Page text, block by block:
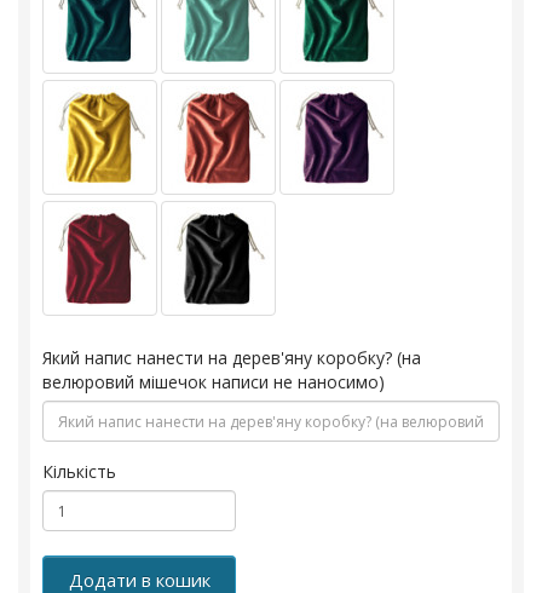
Який напис нанести на дерев'яну коробку? (на
велюровий мішечок написи не наносимо)
Кількість
Додати в кошик